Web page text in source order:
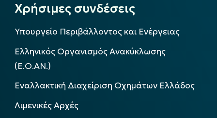
Χρήσιμες συνδέσεις
Υπουργείο Περιβάλλοντος και Ενέργειας
Ελληνικός Οργανισμός Ανακύκλωσης
(Ε.Ο.ΑΝ.)
Εναλλακτική Διαχείριση Οχημάτων Ελλάδος
Λιμενικές Αρχές